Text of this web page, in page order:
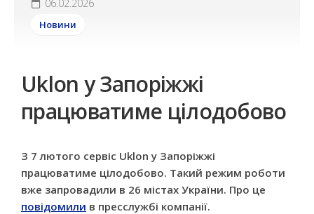
06.02.2026
Новини
Uklon у Запоріжжі
працюватиме цілодобово
З 7 лютого сервіс Uklon у Запоріжжі
працюватиме цілодобово. Такий режим роботи
вже запровадили в 26 містах України. Про це
повідомили в пресслужбі компанії.